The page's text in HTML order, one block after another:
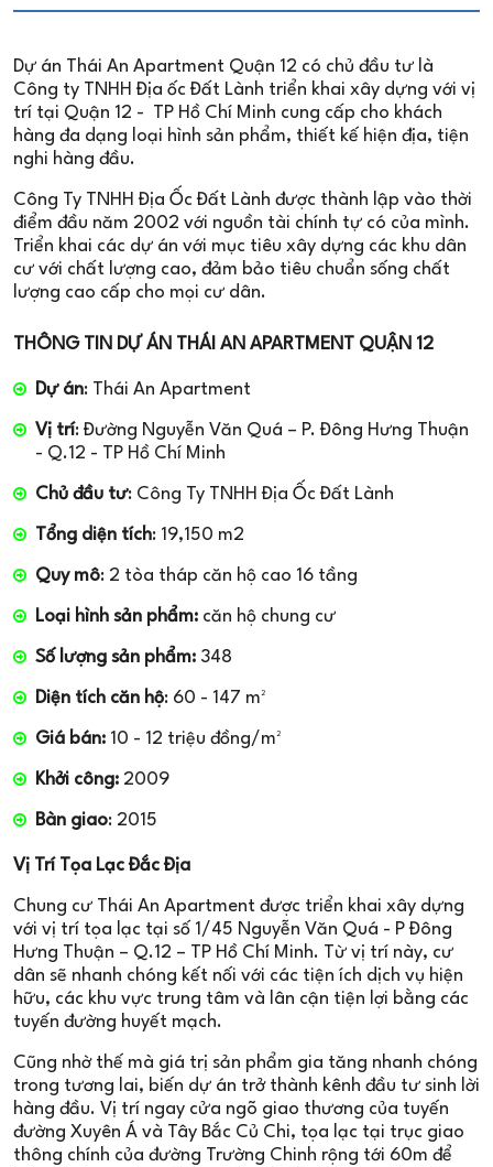
Dự án Thái An Apartment Quận 12 có chủ đầu tư là
Công ty TNHH Địa ốc Đất Lành triển khai xây dựng với vị
trí tại Quận 12 - TP Hồ Chí Minh cung cấp cho khách
hàng đa dạng loại hình sản phẩm, thiết kế hiện địa, tiện
nghi hàng đầu.
Công Ty TNHH Địa Ốc Đất Lành được thành lập vào thời
điểm đầu năm 2002 với nguồn tài chính tự có của mình.
Triển khai các dự án với mục tiêu xây dựng các khu dân
cư với chất lượng cao, đảm bảo tiêu chuẩn sống chất
lượng cao cấp cho mọi cư dân.
THÔNG TIN DỰ ÁN THÁI AN APARTMENT QUẬN 12
Dự án: Thái An Apartment
Vị trí: Đường Nguyễn Văn Quá – P. Đông Hưng Thuận
- Q.12 - TP Hồ Chí Minh
Chủ đầu tư: Công Ty TNHH Địa Ốc Đất Lành
Tổng diện tích: 19,150 m2
Quy mô: 2 tòa tháp căn hộ cao 16 tầng
Loại hình sản phẩm: căn hộ chung cư
Số lượng sản phẩm: 348
Diện tích căn hộ: 60 - 147 m²
Giá bán: 10 - 12 triệu đồng/m²
Khởi công: 2009
Bàn giao: 2015
Vị Trí Tọa Lạc Đắc Địa
Chung cư Thái An Apartment được triển khai xây dựng
với vị trí tọa lạc tại số 1/45 Nguyễn Văn Quá - P Đông
Hưng Thuận – Q.12 – TP Hồ Chí Minh. Từ vị trí này, cư
dân sẽ nhanh chóng kết nối với các tiện ích dịch vụ hiện
hữu, các khu vực trung tâm và lân cận tiện lợi bằng các
tuyến đường huyết mạch.
Cũng nhờ thế mà giá trị sản phẩm gia tăng nhanh chóng
trong tương lai, biến dự án trở thành kênh đầu tư sinh lời
hàng đầu. Vị trí ngay cửa ngõ giao thương của tuyến
đường Xuyên Á và Tây Bắc Củ Chi, tọa lạc tại trục giao
thông chính của đường Trường Chinh rộng tới 60m để